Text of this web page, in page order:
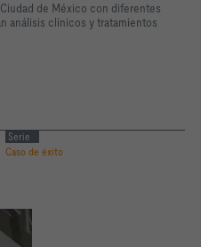
de México con diferentes
análisis clínicos y tratamientos
Serie
Caso de éxito